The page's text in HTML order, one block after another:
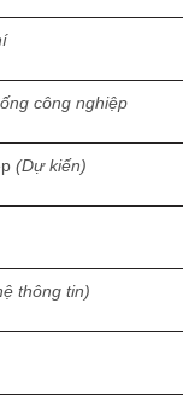
công nghiệp
(Dự kiến)
thông tin)